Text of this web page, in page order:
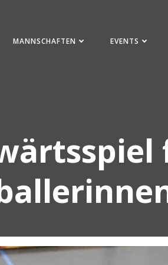
MANNSCHAFTEN EVENTS